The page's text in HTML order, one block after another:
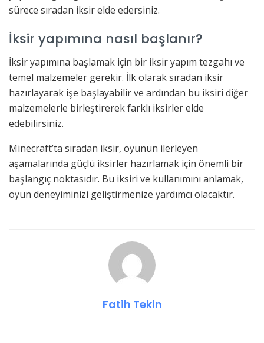
sürece sıradan iksir elde edersiniz.
İksir yapımına nasıl başlanır?
İksir yapımına başlamak için bir iksir yapım tezgahı ve
temel malzemeler gerekir. İlk olarak sıradan iksir
hazırlayarak işe başlayabilir ve ardından bu iksiri diğer
malzemelerle birleştirerek farklı iksirler elde
edebilirsiniz.
Minecraft’ta sıradan iksir, oyunun ilerleyen
aşamalarında güçlü iksirler hazırlamak için önemli bir
başlangıç noktasıdır. Bu iksiri ve kullanımını anlamak,
oyun deneyiminizi geliştirmenize yardımcı olacaktır.
Fatih Tekin